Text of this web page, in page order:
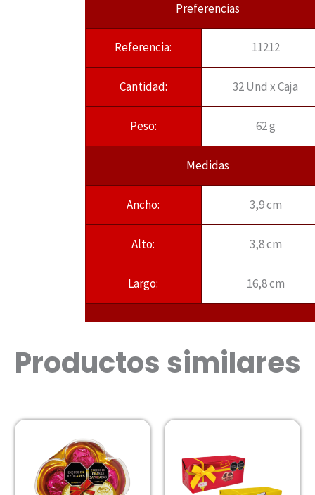
Preferencias
Referencia: 11212
Cantidad: 32 Und x Caja
Peso: 62 g
Medidas
Ancho: 3,9 cm
Alto: 3,8 cm
Largo: 16,8 cm
Productos similares